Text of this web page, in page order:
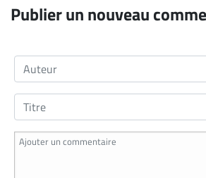
Publier un nouveau